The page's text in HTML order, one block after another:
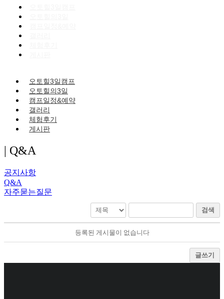
오토힐3일캠프
오토힐의3일
캠프일정&예약
갤러리
체험후기
게시판
| Q&A
공지사항
Q&A
자주묻는질문
검색
등록된 게시물이 없습니다
글쓰기